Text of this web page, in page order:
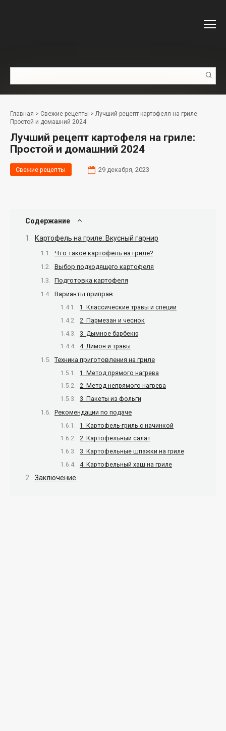
Главная > Свежие рецепты > Лучший рецепт картофеля на гриле:
Простой и домашний 2024
Лучший рецепт картофеля на гриле:
Простой и домашний 2024
Свежие рецепты 29 декабря, 2023
Содержание
Картофель на гриле: Вкусный гарнир
Что такое картофель на гриле?
Выбор подходящего картофеля
Подготовка картофеля
Варианты приправ
1. Классические травы и специи
2. Пармезан и чеснок
3. Дымное барбекю
4. Лимон и травы
Техника приготовления на гриле
1. Метод прямого нагрева
2. Метод непрямого нагрева
3. Пакеты из фольги
Рекомендации по подаче
1. Картофель-гриль с начинкой
2. Картофельный салат
3. Картофельные шпажки на гриле
4. Картофельный хаш на гриле
Заключение